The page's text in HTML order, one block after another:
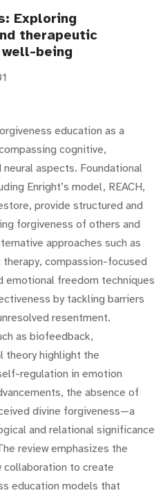
Exploring
therapeutic
being
education as a
cognitive,
aspects. Foundational
Enright’s model, REACH,
provide structured and
forgiveness of others and
approaches such as
compassion-focused
emotional freedom techniques
by tackling barriers
resentment.
as biofeedback,
theory highlight the
regulation in emotion
the absence of
divine forgiveness—a
and relational significance
review emphasizes the
to create
education models that